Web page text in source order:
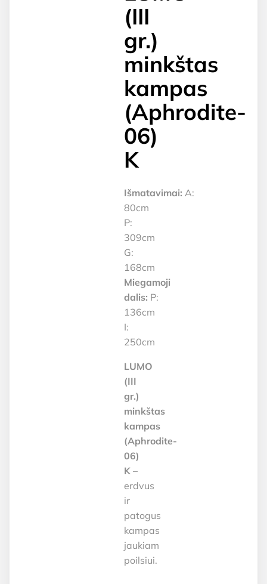
(III
gr.)
minkštas
kampas
(Aphrodite-
06)
K
Išmatavimai: A:
80cm
P:
309cm
G:
168cm
Miegamoji
dalis: P:
136cm
I:
250cm
LUMO
(III
gr.)
minkštas
kampas
(Aphrodite-
06)
K –
erdvus
ir
patogus
kampas
jaukiam
poilsiui.